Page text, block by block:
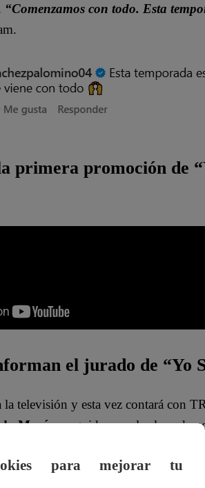
“Comenzamos con todo. Esta
primera promoción de
el jurado de “Yo
la televisión y esta vez contará con
Morán, seguido por el aclamado
-a través de su Instagram
para mejorar tu